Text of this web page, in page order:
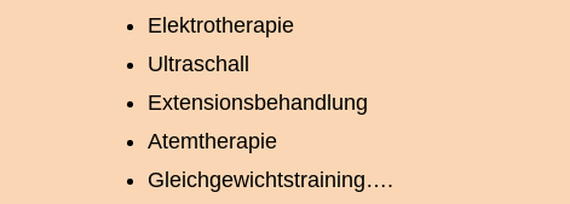
Elektrotherapie
Ultraschall
Extensionsbehandlung
Atemtherapie
Gleichgewichtstraining….